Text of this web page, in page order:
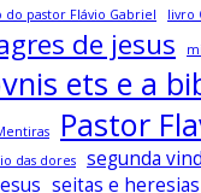
do pastor Flávio Gabriel livro
de jesus
ets e a
Pastor
das dores
segunda
seitas e heresias